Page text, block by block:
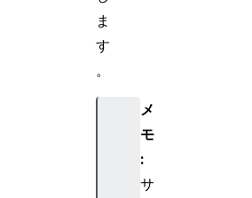
ま
す
。
メ
モ
:
サ